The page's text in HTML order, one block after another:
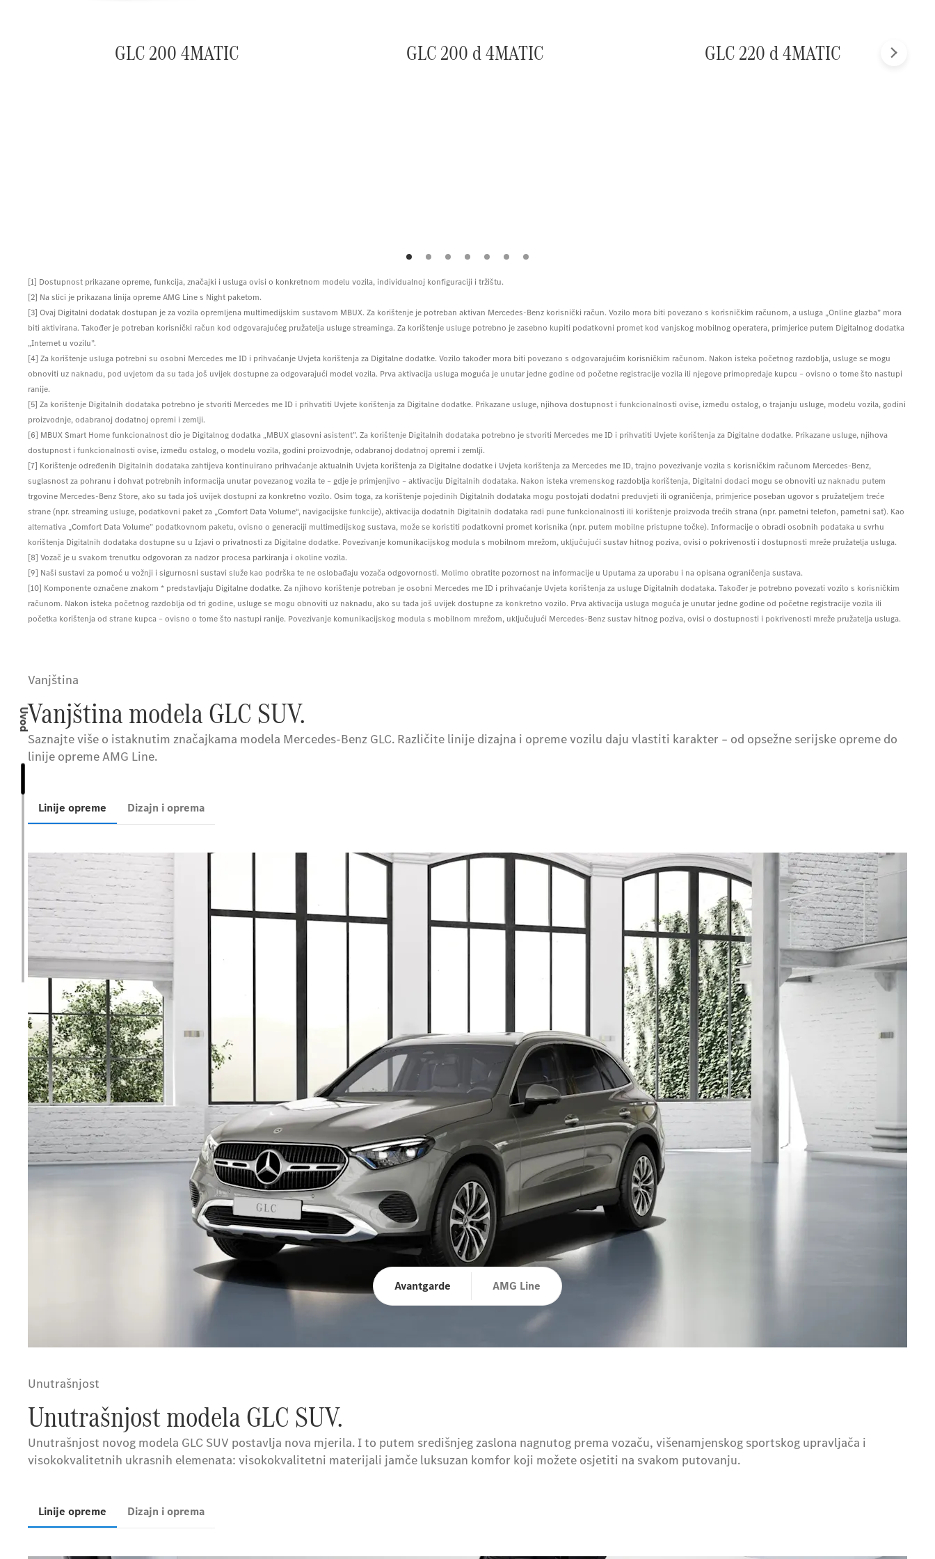
Uvod
Sljedeće
GLC 200 4MATIC GLC 200 d 4MATIC GLC 220 d 4MATIC
[1] Dostupnost prikazane opreme, funkcija, značajki i usluga ovisi o konkretnom modelu vozila, individualnoj konfiguraciji i tržištu.
[2] Na slici je prikazana linija opreme AMG Line s Night paketom.
[3] Ovaj Digitalni dodatak dostupan je za vozila opremljena multimedijskim sustavom MBUX. Za korištenje je potreban aktivan Mercedes-Benz korisnički račun. Vozilo mora biti povezano s korisničkim računom, a usluga „Online glazba” mora
biti aktivirana. Također je potreban korisnički račun kod odgovarajućeg pružatelja usluge streaminga. Za korištenje usluge potrebno je zasebno kupiti podatkovni promet kod vanjskog mobilnog operatera, primjerice putem Digitalnog dodatka
„Internet u vozilu”.
[4] Za korištenje usluga potrebni su osobni Mercedes me ID i prihvaćanje Uvjeta korištenja za Digitalne dodatke. Vozilo također mora biti povezano s odgovarajućim korisničkim računom. Nakon isteka početnog razdoblja, usluge se mogu
obnoviti uz naknadu, pod uvjetom da su tada još uvijek dostupne za odgovarajući model vozila. Prva aktivacija usluga moguća je unutar jedne godine od početne registracije vozila ili njegove primopredaje kupcu – ovisno o tome što nastupi
ranije.
[5] Za korištenje Digitalnih dodataka potrebno je stvoriti Mercedes me ID i prihvatiti Uvjete korištenja za Digitalne dodatke. Prikazane usluge, njihova dostupnost i funkcionalnosti ovise, između ostalog, o trajanju usluge, modelu vozila, godini
proizvodnje, odabranoj dodatnoj opremi i zemlji.
[6] MBUX Smart Home funkcionalnost dio je Digitalnog dodatka „MBUX glasovni asistent”. Za korištenje Digitalnih dodataka potrebno je stvoriti Mercedes me ID i prihvatiti Uvjete korištenja za Digitalne dodatke. Prikazane usluge, njihova
dostupnost i funkcionalnosti ovise, između ostalog, o modelu vozila, godini proizvodnje, odabranoj dodatnoj opremi i zemlji.
[7] Korištenje određenih Digitalnih dodataka zahtijeva kontinuirano prihvaćanje aktualnih Uvjeta korištenja za Digitalne dodatke i Uvjeta korištenja za Mercedes me ID, trajno povezivanje vozila s korisničkim računom Mercedes-Benz,
suglasnost za pohranu i dohvat potrebnih informacija unutar povezanog vozila te – gdje je primjenjivo – aktivaciju Digitalnih dodataka. Nakon isteka vremenskog razdoblja korištenja, Digitalni dodaci mogu se obnoviti uz naknadu putem
trgovine Mercedes-Benz Store, ako su tada još uvijek dostupni za konkretno vozilo. Osim toga, za korištenje pojedinih Digitalnih dodataka mogu postojati dodatni preduvjeti ili ograničenja, primjerice poseban ugovor s pružateljem treće
strane (npr. streaming usluge, podatkovni paket za „Comfort Data Volume“, navigacijske funkcije), aktivacija dodatnih Digitalnih dodataka radi pune funkcionalnosti ili korištenje proizvoda trećih strana (npr. pametni telefon, pametni sat). Kao
alternativa „Comfort Data Volume” podatkovnom paketu, ovisno o generaciji multimedijskog sustava, može se koristiti podatkovni promet korisnika (npr. putem mobilne pristupne točke). Informacije o obradi osobnih podataka u svrhu
korištenja Digitalnih dodataka dostupne su u Izjavi o privatnosti za Digitalne dodatke. Povezivanje komunikacijskog modula s mobilnom mrežom, uključujući sustav hitnog poziva, ovisi o pokrivenosti i dostupnosti mreže pružatelja usluga.
[8] Vozač je u svakom trenutku odgovoran za nadzor procesa parkiranja i okoline vozila.
[9] Naši sustavi za pomoć u vožnji i sigurnosni sustavi služe kao podrška te ne oslobađaju vozača odgovornosti. Molimo obratite pozornost na informacije u Uputama za uporabu i na opisana ograničenja sustava.
[10] Komponente označene znakom * predstavljaju Digitalne dodatke. Za njihovo korištenje potreban je osobni Mercedes me ID i prihvaćanje Uvjeta korištenja za usluge Digitalnih dodataka. Također je potrebno povezati vozilo s korisničkim
računom. Nakon isteka početnog razdoblja od tri godine, usluge se mogu obnoviti uz naknadu, ako su tada još uvijek dostupne za konkretno vozilo. Prva aktivacija usluga moguća je unutar jedne godine od početne registracije vozila ili
početka korištenja od strane kupca – ovisno o tome što nastupi ranije. Povezivanje komunikacijskog modula s mobilnom mrežom, uključujući Mercedes-Benz sustav hitnog poziva, ovisi o dostupnosti i pokrivenosti mreže pružatelja usluga.
Vanjština
Vanjština modela GLC SUV.
Saznajte više o istaknutim značajkama modela Mercedes-Benz GLC. Različite linije dizajna i opreme vozilu daju vlastiti karakter – od opsežne serijske opreme do
linije opreme AMG Line.
Linije opreme Dizajn i oprema
Avantgarde AMG Line
Unutrašnjost
Unutrašnjost modela GLC SUV.
Unutrašnjost novog modela GLC SUV postavlja nova mjerila. I to putem središnjeg zaslona nagnutog prema vozaču, višenamjenskog sportskog upravljača i
visokokvalitetnih ukrasnih elemenata: visokokvalitetni materijali jamče luksuzan komfor koji možete osjetiti na svakom putovanju.
Linije opreme Dizajn i oprema